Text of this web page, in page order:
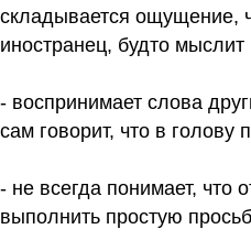
складывается ощущение,
иностранец, будто
- воспринимает слова
сам говорит, что в голову
- не всегда понимает, что
выполнить простую